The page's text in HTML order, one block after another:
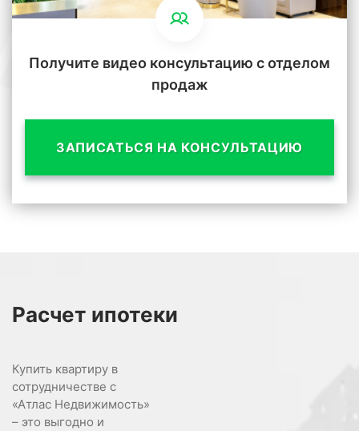
Получите видео консультацию с отделом
продаж
ЗАПИСАТЬСЯ НА КОНСУЛЬТАЦИЮ
Расчет ипотеки
Купить квартиру в
сотрудничестве с
«Атлас Недвижимость»
– это выгодно и